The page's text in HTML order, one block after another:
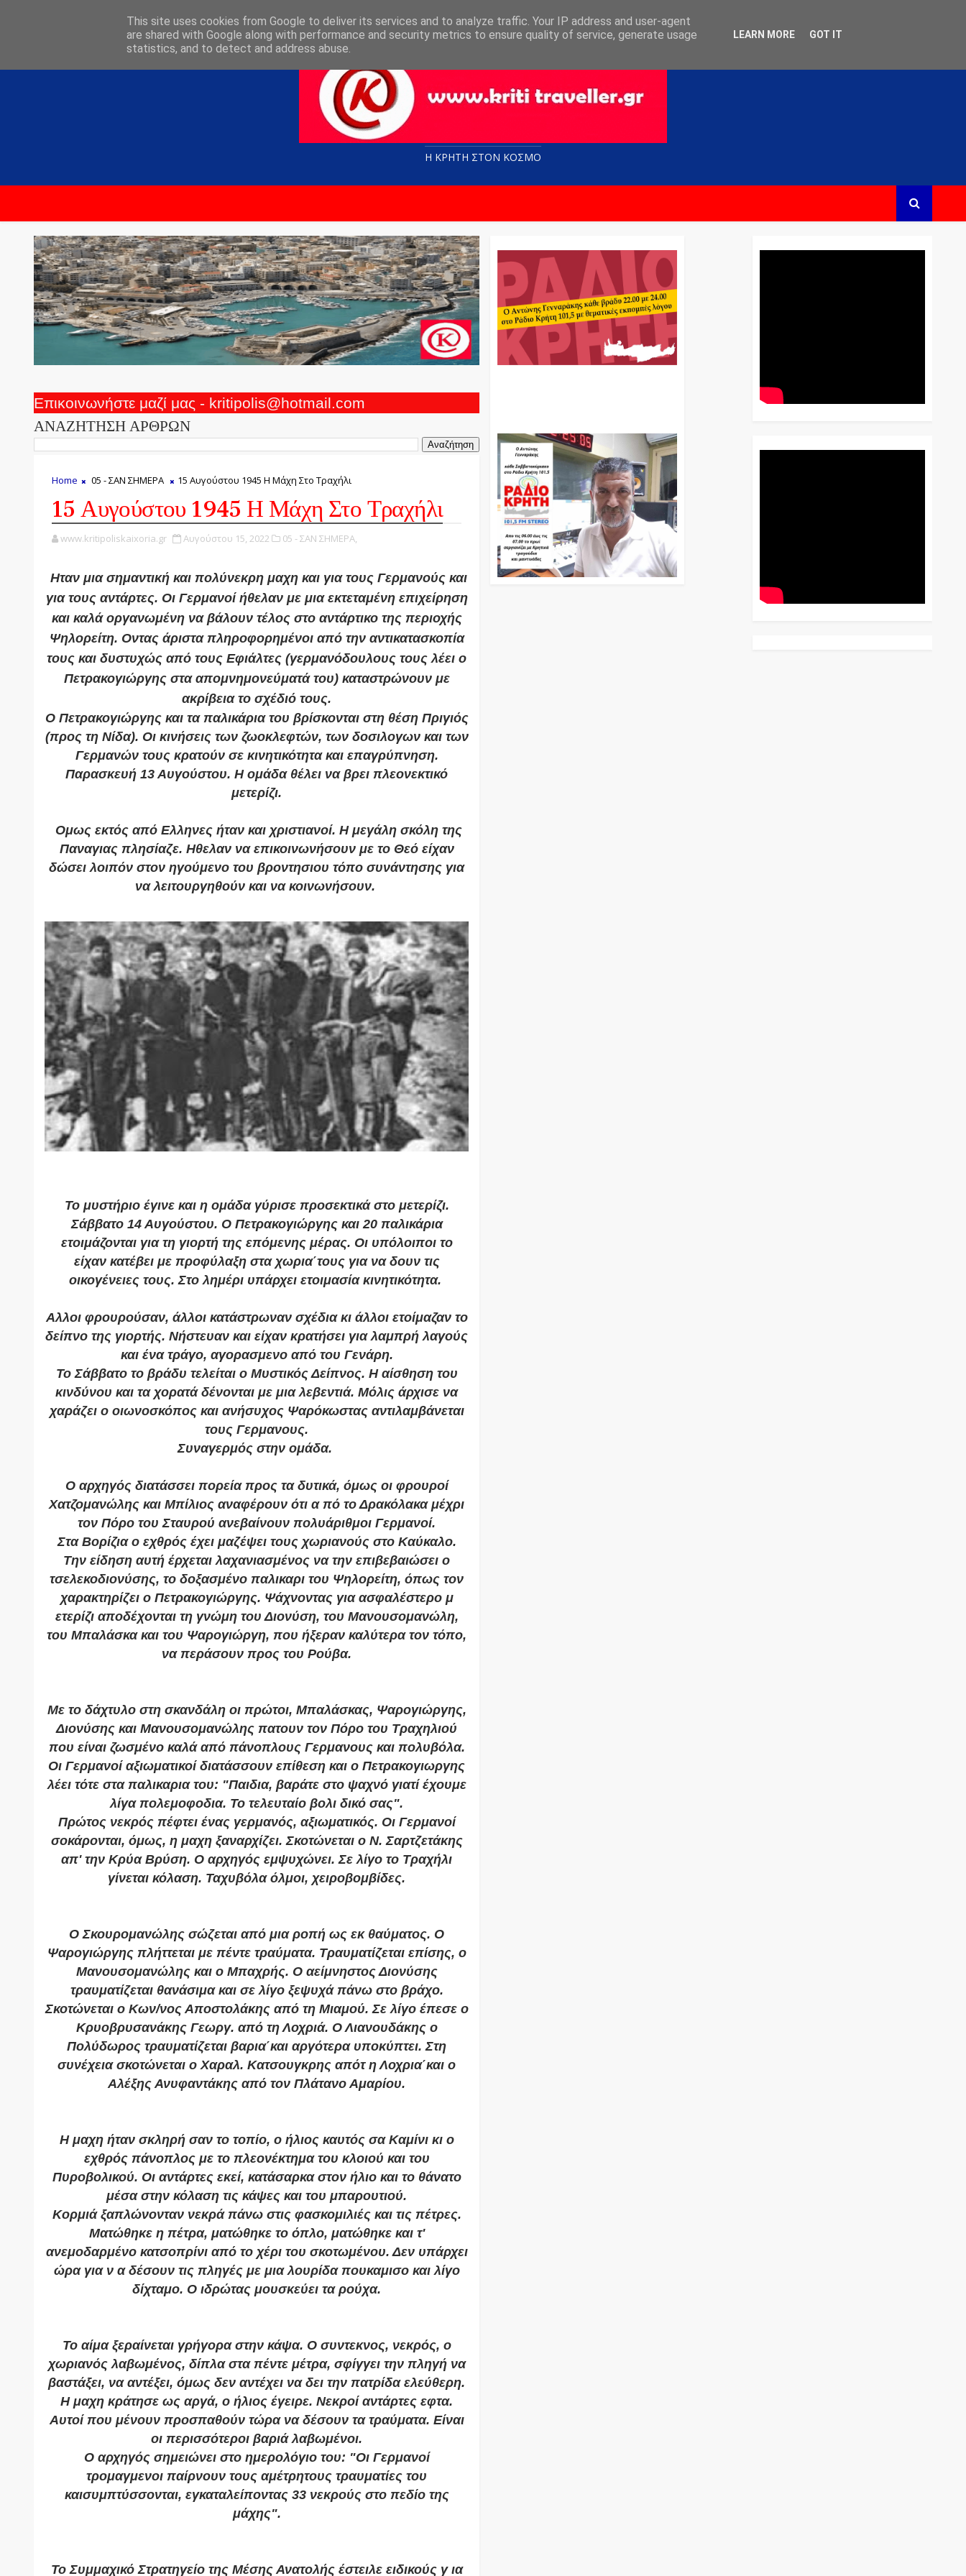
Η ΚΡΗΤΗ ΣΤΟN KOΣΜΟ
Επικοινωνήστε μαζί μας - kritipolis@hotmail.com
ΑΝΑΖΗΤΗΣΗ ΑΡΘΡΩΝ
Home 05 - ΣΑΝ ΣΗΜΕΡΑ 15 Αυγούστου 1945 Η Μάχη Στο Τραχήλι
15 Αυγούστου 1945 Η Μάχη Στο Τραχήλι
www.kritipoliskaixoria.gr Αυγούστου 15, 2022 05 - ΣΑΝ ΣΗΜΕΡΑ,
Ηταν μια σημαντική και πολύνεκρη μαχη και για τους Γερμανούς και
για τους αντάρτες. Οι Γερμανοί ήθελαν με μια εκτεταμένη επιχείρηση
και καλά οργανωμένη να βάλουν τέλος στο αντάρτικο της περιοχής
Ψηλορείτη. Οντας άριστα πληροφορημένοι από την αντικατασκοπία
τους και δυστυχώς από τους Εφιάλτες (γερμανόδουλους τους λέει ο
Πετρακογιώργης στα απομνημονεύματά του) καταστρώνουν με
ακρίβεια το σχέδιό τους.
Ο Πετρακογιώργης και τα παλικάρια του βρίσκονται στη θέση Πριγιός
(προς τη Νίδα). Οι κινήσεις των ζωοκλεφτών, των δοσιλογων και των
Γερμανών τους κρατούν σε κινητικότητα και επαγρύπνηση.
Παρασκευή 13 Αυγούστου. Η ομάδα θέλει να βρει πλεονεκτικό
μετερίζι.
Ομως εκτός από Ελληνες ήταν και χριστιανοί. Η μεγάλη σκόλη της
Παναγιας πλησίαζε. Ηθελαν να επικοινωνήσουν με το Θεό είχαν
δώσει λοιπόν στον ηγούμενο του βροντησιου τόπο συνάντησης για
να λειτουργηθούν και να κοινωνήσουν.
Το μυστήριο έγινε και η ομάδα γύρισε προσεκτικά στο μετερίζι.
Σάββατο 14 Αυγούστου. Ο Πετρακογιώργης και 20 παλικάρια
ετοιμάζονται για τη γιορτή της επόμενης μέρας. Οι υπόλοιποι το
είχαν κατέβει με προφύλαξη στα χωρια΄τους για να δουν τις
οικογένειες τους. Στο λημέρι υπάρχει ετοιμασία κινητικότητα.
Αλλοι φρουρούσαν, άλλοι κατάστρωναν σχέδια κι άλλοι ετοίμαζαν το
δείπνο της γιορτής. Νήστευαν και είχαν κρατήσει για λαμπρή λαγούς
και ένα τράγο, αγορασμενο από του Γενάρη.
Το Σάββατο το βράδυ τελείται ο Μυστικός Δείπνος. Η αίσθηση του
κινδύνου και τα χορατά δένονται με μια λεβεντιά. Μόλις άρχισε να
χαράζει ο οιωνοσκόπος και ανήσυχος Ψαρόκωστας αντιλαμβάνεται
τους Γερμανους.
Συναγερμός στην ομάδα.
Ο αρχηγός διατάσσει πορεία προς τα δυτικά, όμως οι φρουροί
Χατζομανώλης και Μπίλιος αναφέρουν ότι α πό το Δρακόλακα μέχρι
τον Πόρο του Σταυρού ανεβαίνουν πολυάριθμοι Γερμανοί.
Στα Βορίζια ο εχθρός έχει μαζέψει τους χωριανούς στο Καύκαλο.
Την είδηση αυτή έρχεται λαχανιασμένος να την επιβεβαιώσει ο
τσελεκοδιονύσης, το δοξασμένο παλικαρι του Ψηλορείτη, όπως τον
χαρακτηρίζει ο Πετρακογιώργης. Ψάχνοντας για ασφαλέστερο μ
ετερίζι αποδέχονται τη γνώμη του Διονύση, του Μανουσομανώλη,
του Μπαλάσκα και του Ψαρογιώργη, που ήξεραν καλύτερα τον τόπο,
να περάσουν προς του Ρούβα.
Με το δάχτυλο στη σκανδάλη οι πρώτοι, Μπαλάσκας, Ψαρογιώργης,
Διονύσης και Μανουσομανώλης πατουν τον Πόρο του Τραχηλιού
που είναι ζωσμένο καλά από πάνοπλους Γερμανους και πολυβόλα.
Οι Γερμανοί αξιωματικοί διατάσσουν επίθεση και ο Πετρακογιωργης
λέει τότε στα παλικαρια του: "Παιδια, βαράτε στο ψαχνό γιατί έχουμε
λίγα πολεμοφοδια. Το τελευταίο βολι δικό σας".
Πρώτος νεκρός πέφτει ένας γερμανός, αξιωματικός. Οι Γερμανοί
σοκάρονται, όμως, η μαχη ξαναρχίζει. Σκοτώνεται ο Ν. Σαρτζετάκης
απ' την Κρύα Βρύση. Ο αρχηγός εμψυχώνει. Σε λίγο το Τραχήλι
γίνεται κόλαση. Ταχυβόλα όλμοι, χειροβομβίδες.
Ο Σκουρομανώλης σώζεται από μια ροπή ως εκ θαύματος. Ο
Ψαρογιώργης πλήττεται με πέντε τραύματα. Τραυματίζεται επίσης, ο
Μανουσομανώλης και ο Μπαχρής. Ο αείμνηστος Διονύσης
τραυματίζεται θανάσιμα και σε λίγο ξεψυχά πάνω στο βράχο.
Σκοτώνεται ο Κων/νος Αποστολάκης από τη Μιαμού. Σε λίγο έπεσε ο
Κρυοβρυσανάκης Γεωργ. από τη Λοχριά. Ο Λιανουδάκης ο
Πολύδωρος τραυματίζεται βαρια΄και αργότερα υποκύπτει. Στη
συνέχεια σκοτώνεται ο Χαραλ. Κατσουγκρης απότ η Λοχρια΄και ο
Αλέξης Ανυφαντάκης από τον Πλάτανο Αμαρίου.
Η μαχη ήταν σκληρή σαν το τοπίο, ο ήλιος καυτός σα Καμίνι κι ο
εχθρός πάνοπλος με το πλεονέκτημα του κλοιού και του
Πυροβολικού. Οι αντάρτες εκεί, κατάσαρκα στον ήλιο και το θάνατο
μέσα στην κόλαση τις κάψες και του μπαρουτιού.
Κορμιά ξαπλώνονταν νεκρά πάνω στις φασκομιλιές και τις πέτρες.
Ματώθηκε η πέτρα, ματώθηκε το όπλο, ματώθηκε και τ'
ανεμοδαρμένο κατσοπρίνι από το χέρι του σκοτωμένου. Δεν υπάρχει
ώρα για ν α δέσουν τις πληγές με μια λουρίδα πουκαμισο και λίγο
δίχταμο. Ο ιδρώτας μουσκεύει τα ρούχα.
Το αίμα ξεραίνεται γρήγορα στην κάψα. Ο συντεκνος, νεκρός, ο
χωριανός λαβωμένος, δίπλα στα πέντε μέτρα, σφίγγει την πληγή να
βαστάξει, να αντέξει, όμως δεν αντέχει να δει την πατρίδα ελεύθερη.
Η μαχη κράτησε ως αργά, ο ήλιος έγειρε. Νεκροί αντάρτες εφτα.
Αυτοί που μένουν προσπαθούν τώρα να δέσουν τα τραύματα. Είναι
οι περισσότεροι βαριά λαβωμένοι.
Ο αρχηγός σημειώνει στο ημερολόγιο του: "Οι Γερμανοί
τρομαγμενοι παίρνουν τους αμέτρητους τραυματίες του
καισυμπτύσσονται, εγκαταλείποντας 33 νεκρούς στο πεδίο της
μάχης".
Το Συμμαχικό Στρατηγείο της Μέσης Ανατολής έστειλε ειδικούς γ ια
This site uses cookies from Google to deliver its services and to analyze traffic. Your IP address and user-agent
are shared with Google along with performance and security metrics to ensure quality of service, generate usage
statistics, and to detect and address abuse.
LEARN MORE GOT IT